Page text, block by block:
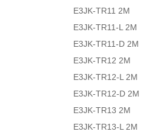
E3JK-TR11
E3JK-TR11-L
E3JK-TR11-
E3JK-TR12
E3JK-TR12-
E3JK-TR12-
E3JK-TR13
E3JK-TR13-L